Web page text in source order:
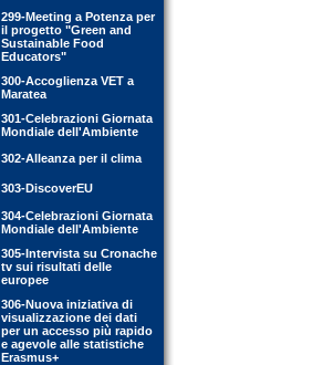
299-Meeting a Potenza per
il progetto "Green and
Sustainable Food
Educators"
300-Accoglienza VET a
Maratea
301-Celebrazioni Giornata
Mondiale dell'Ambiente
302-Alleanza per il clima
303-DiscoverEU
304-Celebrazioni Giornata
Mondiale dell'Ambiente
305-Intervista su Cronache
tv sui risultati delle
europee
306-Nuova iniziativa di
visualizzazione dei dati
per un accesso più rapido
e agevole alle statistiche
Erasmus+